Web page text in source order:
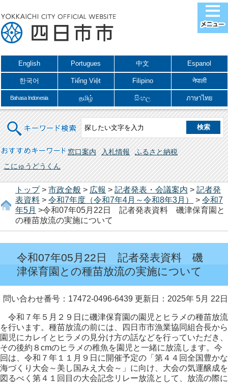
English Portugues 中文 Espanol
한국어 Tiếng Việt Filipino नेपाली
Bahasa Indonesia தமிழ் සිංහල ภาษาไทย
キーワード検索
おすすめキーワード 窓口案内 入札情報
ふるさと納税
こにゅうどうくん
トップ> 市政全般 > 広報 > 記者発表・会議案内 > 記者発
表資料 > 令和7年度（令和7年4月～令和8年3月） > 令和7
年5月 >令和07年05月22日 記者発表資料 磯津保育園と
の種苗放流の実施について
令和07年05月22日 記者発表資料 磯
津保育園との種苗放流の実施について
問い合わせ番号：17472-0496-6439 更新日：2025年 5月 22日
令和７年５月２９日に磯津保育園の園児とヒラメの種苗放流
を行います。種苗放流の前には、四日市市漁業協同組合長から
園児にカレイとヒラメの見分け方の話などを行っていただき、
その後約８cmのヒラメの稚魚を園児と一緒に放流します。今
回は、令和７年１１月９日に開催予定の「第４４回全国豊かな
海づくり大会～美し国みえ大会～」に向け、大会の気運醸成を
図るべく第４１回目の大会記念リレー放流として、放流の際に